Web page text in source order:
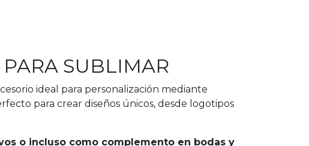
SUBLIMAR
ideal para personalización mediante
para crear diseños únicos, desde logotipos
o incluso como complemento en bodas y